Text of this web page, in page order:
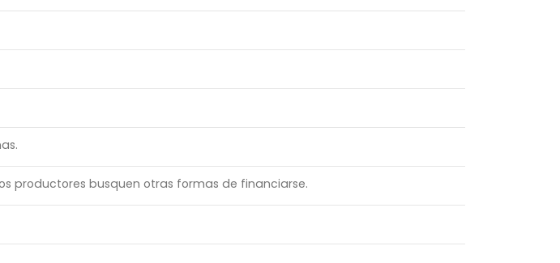
productores busquen otras formas de financiarse.